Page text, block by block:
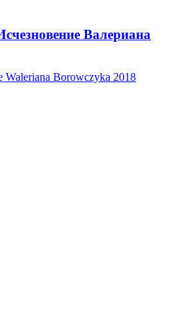
Валериана
Waleriana Borowczyka 2018